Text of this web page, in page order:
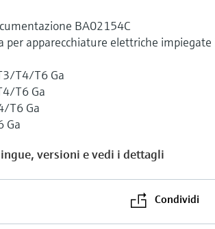
BA02154C
per apparecchiature elettriche impiegate
T4/T6 Ga
T6 Ga
T6 Ga
Ga
versioni e vedi i dettagli
Condividi